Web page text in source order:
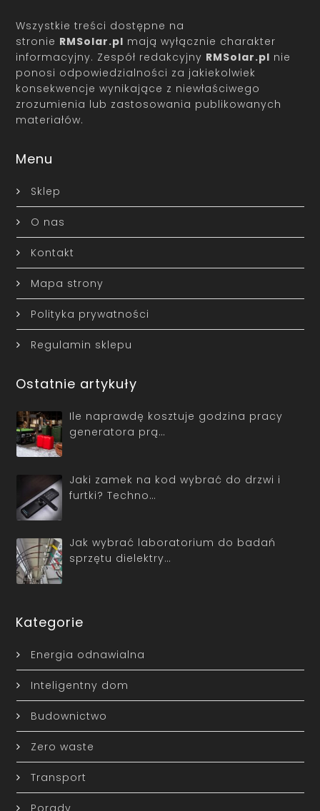
Wszystkie treści dostępne na
stronie RMSolar.pl mają wyłącznie charakter
informacyjny. Zespół redakcyjny RMSolar.pl nie
ponosi odpowiedzialności za jakiekolwiek
konsekwencje wynikające z niewłaściwego
zrozumienia lub zastosowania publikowanych
materiałów.
Menu
Sklep
O nas
Kontakt
Mapa strony
Polityka prywatności
Regulamin sklepu
Ostatnie artykuły
Ile naprawdę kosztuje godzina pracy
generatora prą…
Jaki zamek na kod wybrać do drzwi i
furtki? Techno…
Jak wybrać laboratorium do badań
sprzętu dielektry…
Kategorie
Energia odnawialna
Inteligentny dom
Budownictwo
Zero waste
Transport